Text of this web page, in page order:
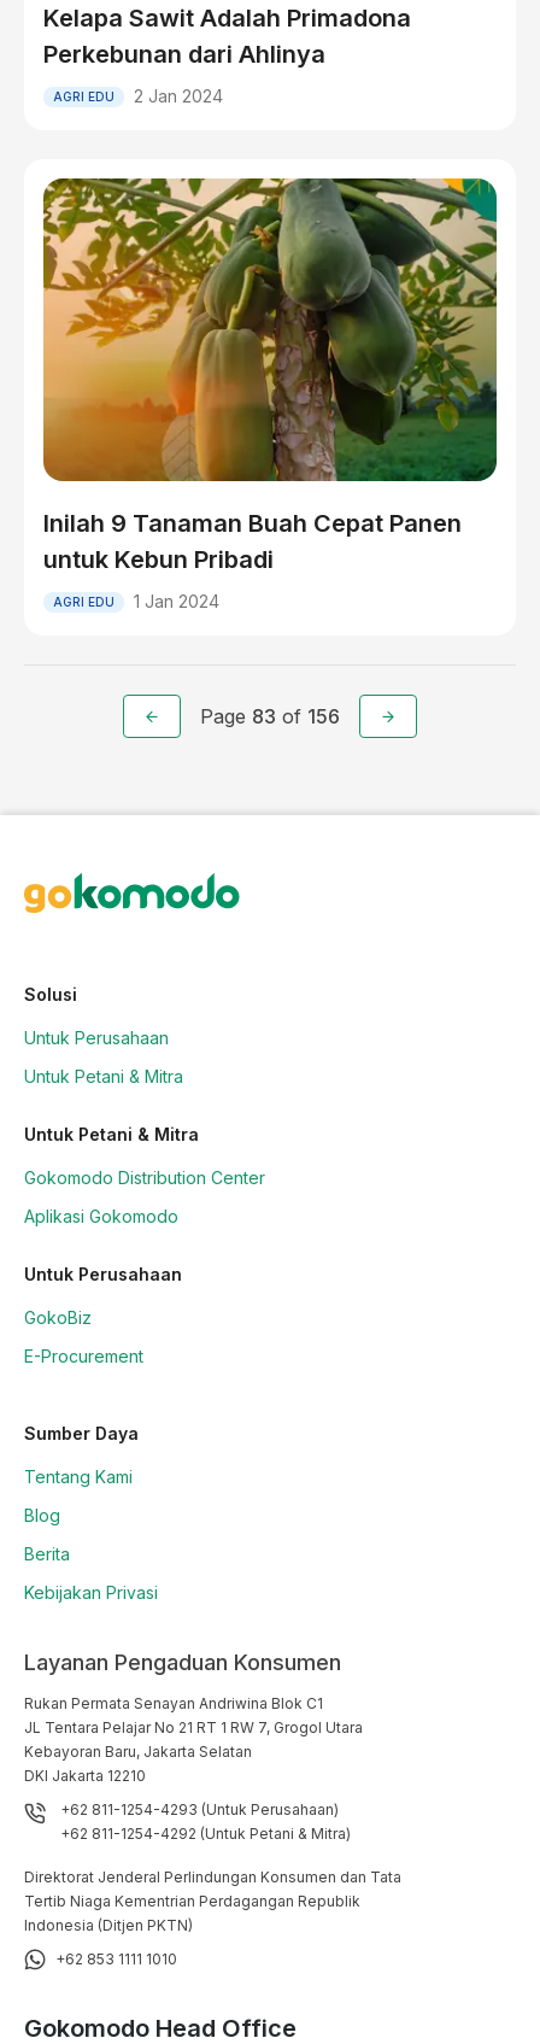
Kelapa Sawit Adalah Primadona
Perkebunan dari Ahlinya
AGRI EDU 2 Jan 2024
Inilah 9 Tanaman Buah Cepat Panen
untuk Kebun Pribadi
AGRI EDU 1 Jan 2024
Page 83 of 156
Solusi
Untuk Perusahaan
Untuk Petani & Mitra
Untuk Petani & Mitra
Gokomodo Distribution Center
Aplikasi Gokomodo
Untuk Perusahaan
GokoBiz
E-Procurement
Sumber Daya
Tentang Kami
Blog
Berita
Kebijakan Privasi
Layanan Pengaduan Konsumen
Rukan Permata Senayan Andriwina Blok C1
JL Tentara Pelajar No 21 RT 1 RW 7, Grogol Utara
Kebayoran Baru, Jakarta Selatan
DKI Jakarta 12210
+62 811-1254-4293 (Untuk Perusahaan)
+62 811-1254-4292 (Untuk Petani & Mitra)
Direktorat Jenderal Perlindungan Konsumen dan Tata
Tertib Niaga Kementrian Perdagangan Republik
Indonesia (Ditjen PKTN)
+62 853 1111 1010
Gokomodo Head Office